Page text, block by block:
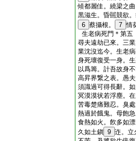
傾都麗佳。繞梁之
黒滋生。昏嚚競欲
6 蔡攝根。 7 情
生老病死門＊第五
尋夫遠劫已來。三
業沈沒迄今。生老
身死壞復受一身。
以爲籌。計吾故身
高昇界繋之表。愚
須識過可得長辭。
冥漠漠状若浮塵。
苦毒楚痛難忍。臭
熱過於餓鬼。母飽
食熱如火。飮多如
久如土鎭 9 迮。立